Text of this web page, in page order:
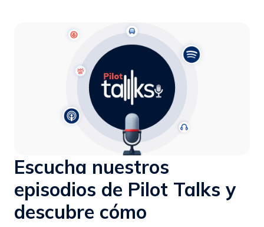
Escucha nuestros
episodios de Pilot Talks y
descubre cómo